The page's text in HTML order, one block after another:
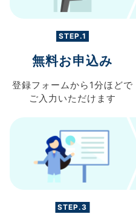
STEP.1
無料お申込み
登録フォームから 1分ほどで
ご入力 いただけます
STEP.3